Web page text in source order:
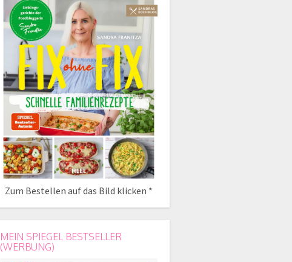
Zum Bestellen auf das Bild klicken *
MEIN SPIEGEL BESTSELLER
(WERBUNG)